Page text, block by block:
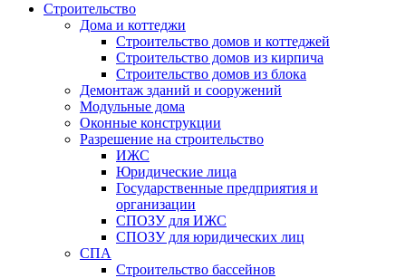
Строительство
Дома и коттеджи
Строительство домов и коттеджей
Строительство домов из кирпича
Строительство домов из блока
Демонтаж зданий и сооружений
Модульные дома
Оконные конструкции
Разрешение на строительство
ИЖС
Юридические лица
Государственные предприятия и
организации
СПОЗУ для ИЖС
СПОЗУ для юридических лиц
СПА
Строительство бассейнов